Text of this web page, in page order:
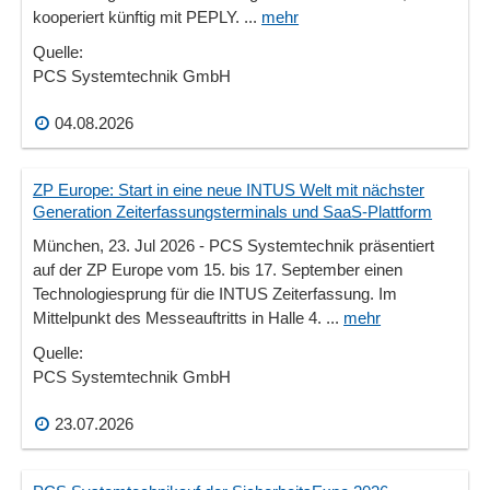
kooperiert künftig mit PEPLY. ... mehr
Quelle:
PCS Systemtechnik GmbH
04.08.2026
ZP Europe: Start in eine neue INTUS Welt mit nächster
Generation Zeiterfassungsterminals und SaaS-Plattform
München, 23. Jul 2026 - PCS Systemtechnik präsentiert
auf der ZP Europe vom 15. bis 17. September einen
Technologiesprung für die INTUS Zeiterfassung. Im
Mittelpunkt des Messeauftritts in Halle 4. ... mehr
Quelle:
PCS Systemtechnik GmbH
23.07.2026